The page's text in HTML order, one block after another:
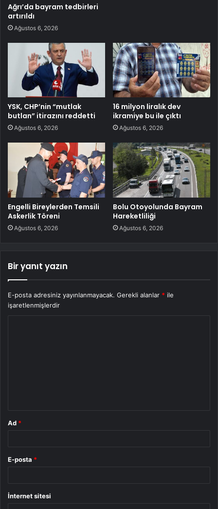
Ağrı’da bayram tedbirleri
artırıldı
Ağustos 6, 2026
YSK, CHP’nin “mutlak
butlan” itirazını reddetti
Ağustos 6, 2026
16 milyon liralık dev
ikramiye bu ile çıktı
Ağustos 6, 2026
Engelli Bireylerden Temsili
Askerlik Töreni
Ağustos 6, 2026
Bolu Otoyolunda Bayram
Hareketliliği
Ağustos 6, 2026
Bir yanıt yazın
E-posta adresiniz yayınlanmayacak. Gerekli alanlar * ile
işaretlenmişlerdir
Ad *
E-posta *
İnternet sitesi